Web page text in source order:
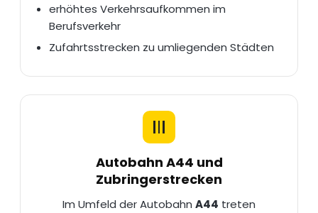
erhöhtes Verkehrsaufkommen im
Berufsverkehr
Zufahrtsstrecken zu umliegenden Städten
Autobahn A44 und
Zubringerstrecken
Im Umfeld der Autobahn A44 treten